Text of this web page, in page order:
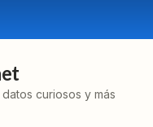
curiosos y más